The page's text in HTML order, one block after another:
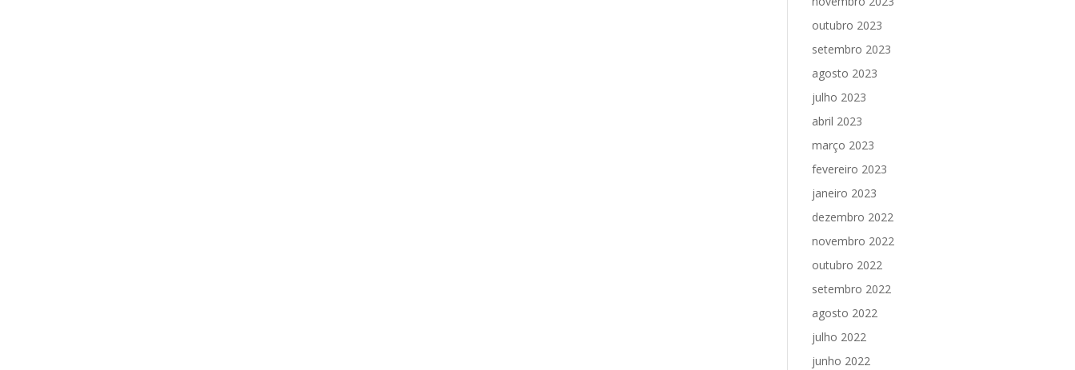
outubro 2023
setembro 2023
agosto 2023
julho 2023
abril 2023
março 2023
fevereiro 2023
janeiro 2023
dezembro 2022
novembro 2022
outubro 2022
setembro 2022
agosto 2022
julho 2022
junho 2022